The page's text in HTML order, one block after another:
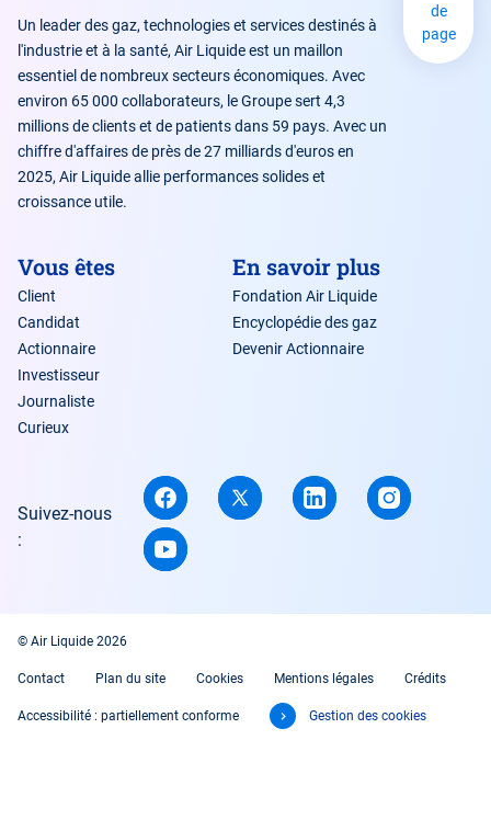
Un leader des gaz, technologies et services destinés à
l'industrie et à la santé, Air Liquide est un maillon
essentiel de nombreux secteurs économiques. Avec
environ 65 000 collaborateurs, le Groupe sert 4,3
millions de clients et de patients dans 59 pays. Avec un
chiffre d'affaires de près de 27 milliards d'euros en
2025, Air Liquide allie performances solides et
croissance utile.
Vous êtes
Client
Candidat
Actionnaire
Investisseur
Journaliste
Curieux
En savoir plus
Fondation Air Liquide
Encyclopédie des gaz
Devenir Actionnaire
Suivez-nous
:
de
page
© Air Liquide 2026
Contact Plan du site Cookies Mentions légales Crédits
Accessibilité : partiellement conforme Gestion des cookies